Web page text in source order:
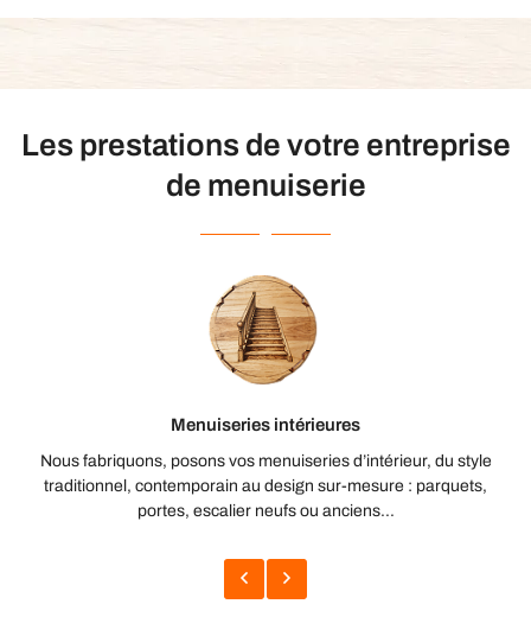
Les prestations de votre entreprise
de menuiserie
Menuiseries intérieures
Nous fabriquons, posons vos menuiseries d’intérieur, du style
traditionnel, contemporain au design sur-mesure : parquets,
portes, escalier neufs ou anciens...